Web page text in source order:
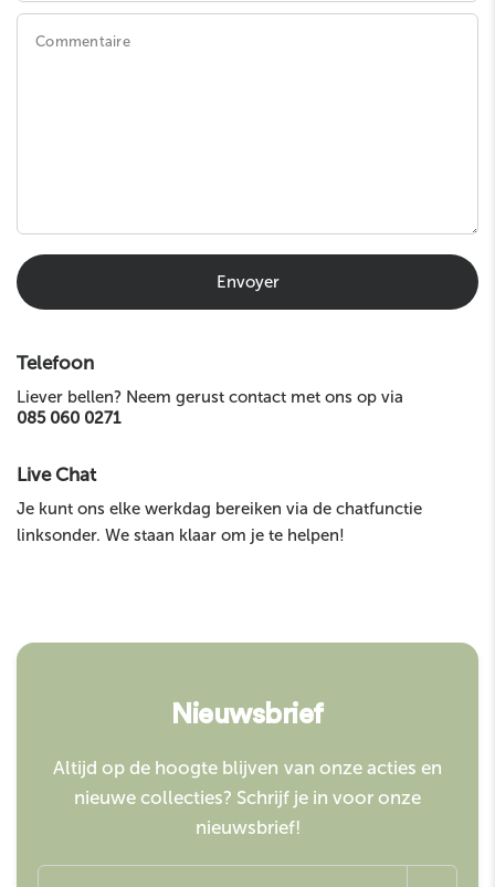
Commentaire
Envoyer
Telefoon
Liever bellen? Neem gerust contact met ons op via
085 060 0271
Live Chat
Je kunt ons elke werkdag bereiken via de chatfunctie
linksonder. We staan klaar om je te helpen!
Nieuwsbrief
Altijd op de hoogte blijven van onze acties en
nieuwe collecties? Schrijf je in voor onze
nieuwsbrief!